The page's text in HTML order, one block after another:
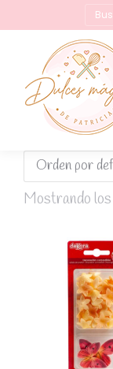
Mostrando